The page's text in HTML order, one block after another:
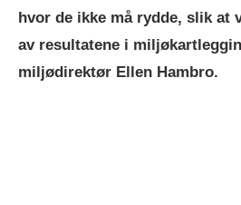
hvor de ikke må rydde, slik at
av resultatene i
miljødirektør Ellen Hambro.